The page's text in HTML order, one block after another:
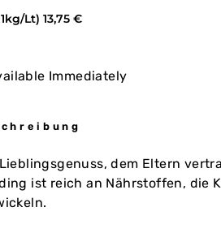
Lt) 13,75 €
Immediately
dem Eltern
ist reich an Nährstoffen, die